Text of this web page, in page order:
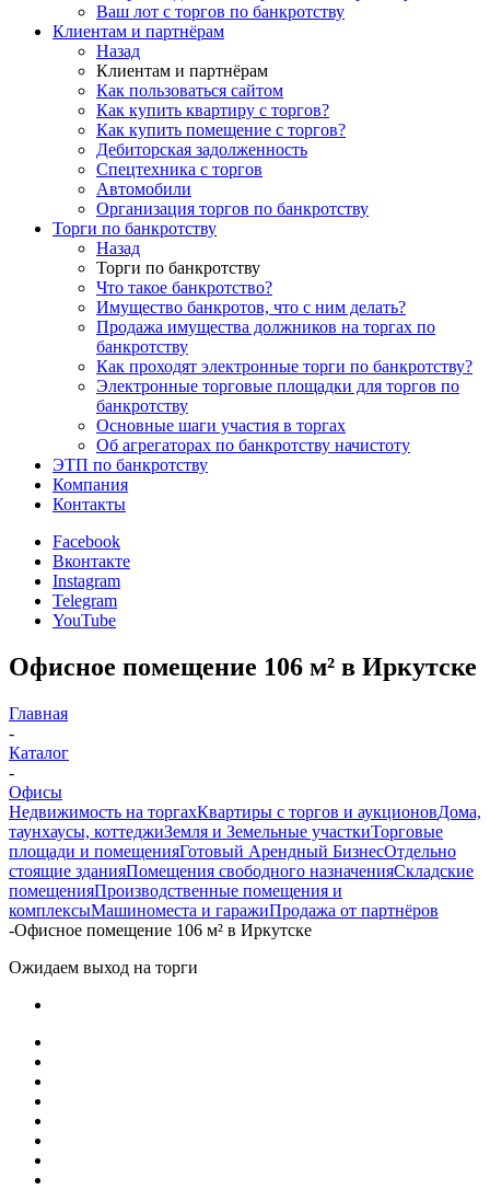
Ваш лот с торгов по банкротству
Клиентам и партнёрам
Назад
Клиентам и партнёрам
Как пользоваться сайтом
Как купить квартиру с торгов?
Как купить помещение с торгов?
Дебиторская задолженность
Спецтехника с торгов
Автомобили
Организация торгов по банкротству
Торги по банкротству
Назад
Торги по банкротству
Что такое банкротство?
Имущество банкротов, что с ним делать?
Продажа имущества должников на торгах по
банкротству
Как проходят электронные торги по банкротству?
Электронные торговые площадки для торгов по
банкротству
Основные шаги участия в торгах
Об агрегаторах по банкротству начистоту
ЭТП по банкротству
Компания
Контакты
Facebook
Вконтакте
Instagram
Telegram
YouTube
Офисное помещение 106 м² в Иркутске
Главная
-
Каталог
-
Офисы
Недвижимость на торгахКвартиры с торгов и аукционовДома,
таунхаусы, коттеджиЗемля и Земельные участкиТорговые
площади и помещенияГотовый Арендный БизнесОтдельно
стоящие зданияПомещения свободного назначенияСкладские
помещенияПроизводственные помещения и
комплексыМашиноместа и гаражиПродажа от партнёров
-Офисное помещение 106 м² в Иркутске
Ожидаем выход на торги